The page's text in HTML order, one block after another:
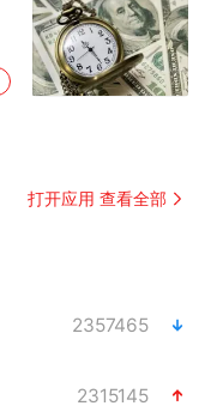
打开应用 查看全部
2357465
2315145